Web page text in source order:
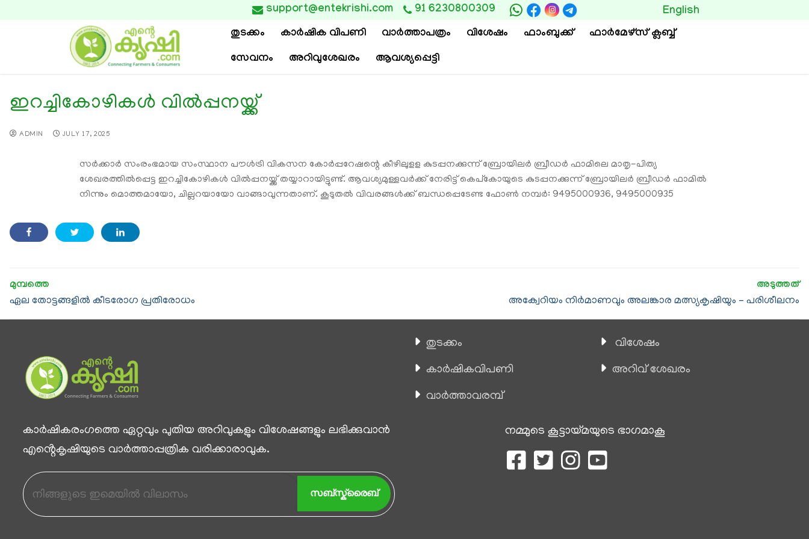
 support@entekrishi.com 91 6230800309
തുടക്കം കാര്‍ഷിക വിപണി വാ‍ർത്താപത്രം വിശേഷം ഫാംബുക്ക്
ഫാര്‍മേഴ്സ് ക്ലബ്ബ്
സേവനം
അറിവുശേഖരം ആവശ്യപ്പെട്ടി
English
ഇറച്ചികോഴികൾ വിൽപ്പനയ്ക്ക്
ADMIN JULY 17, 2025
സർക്കാർ സംരംഭമായ സംസ്ഥാന പൗൾട്രി വികസന കോർപ്പറേഷന്റെ കീഴിലുളള കുടപ്പനക്കുന്ന് ബ്രോയിലർ ബ്രീഡർ ഫാമിലെ മാതൃ-പിത്യ
ശേഖരത്തിൽപ്പെട്ട ഇറച്ചികോഴികൾ വിൽപ്പനയ്ക്ക് തയ്യാറായിട്ടുണ്ട്. ആവശ്യമുള്ളവർക്ക് നേരിട്ട് കെപ്കോയുടെ കുടപ്പനക്കുന്ന് ബ്രോയിലർ ബ്രീഡർ ഫാമിൽ
നിന്നും മൊത്തമായോ, ചില്ലറയായോ വാങ്ങാവുന്നതാണ്. കൂടുതൽ വിവരങ്ങൾക്ക് ബന്ധപ്പെടേണ്ട ഫോൺ നമ്പർ: 9495000936, 9495000935
ഏല തോട്ടങ്ങളിൽ കീടരോഗ പ്രതിരോധം അക്വേറിയം നിർമാണവും അലങ്കാര മത്സ്യകൃഷിയും – പരിശീലനം
കാര്‍ഷികരംഗത്തെ ഏറ്റവും പുതിയ അറിവുകളും വിശേഷങ്ങളും ലഭിക്കുവാന്‍
എൻ്റെകൃഷിയുടെ വാര്‍ത്താപ്പത്രിക വരിക്കാരാവുക.
സബ്സ്ക്രൈബ്
തുടക്കം
കാ‍ർഷികവിപണി
വാര്‍ത്താവരമ്പ്
വിശേഷം
അറിവ് ശേഖരം
നമ്മുടെ കൂട്ടായ്മയുടെ ഭാഗമാകൂ